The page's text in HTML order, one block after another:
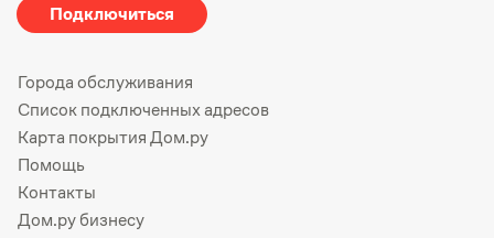
Подключиться
Города обслуживания
Список подключенных адресов
Карта покрытия Дом.ру
Помощь
Контакты
Дом.ру бизнесу